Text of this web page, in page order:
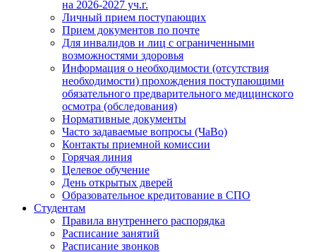
на 2026-2027 уч.г.
Личный прием поступающих
Прием документов по почте
Для инвалидов и лиц с ограниченными
возможностями здоровья
Информация о необходимости (отсутствия
необходимости) прохождения поступающими
обязательного предварительного медицинского
осмотра (обследования)
Нормативные документы
Часто задаваемые вопросы (ЧаВо)
Контакты приемной комиссии
Горячая линия
Целевое обучение
День открытых дверей
Образовательное кредитование в СПО
Студентам
Правила внутреннего распорядка
Расписание занятий
Расписание звонков